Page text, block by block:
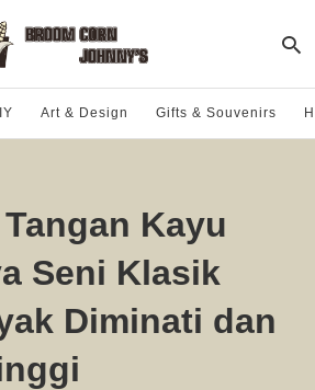
Art & Design Gifts & Souvenirs
Kayu
Seni Klasik
Diminati dan